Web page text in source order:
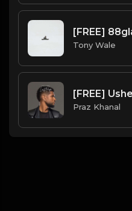
Tony Wale
Praz Khanal